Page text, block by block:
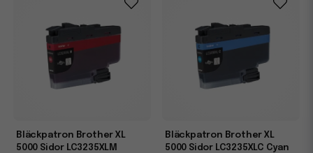
Bläckpatron Brother XL
5000 Sidor LC3235XLM
Bläckpatron Brother XL
5000 Sidor LC3235XLC Cyan